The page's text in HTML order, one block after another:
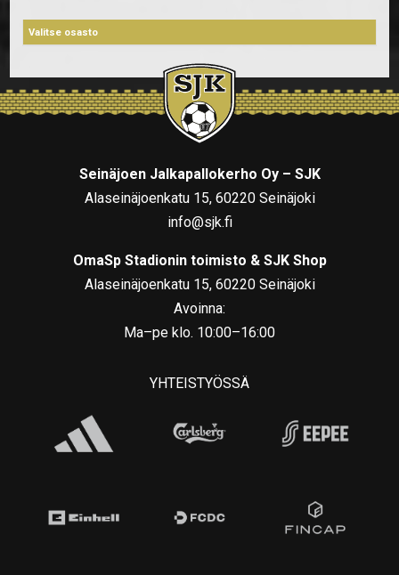
Seinäjoen Jalkapallokerho Oy – SJK
Alaseinäjoenkatu 15, 60220 Seinäjoki
info@sjk.fi
OmaSp Stadionin toimisto & SJK Shop
Alaseinäjoenkatu 15, 60220 Seinäjoki
Avoinna:
Ma–pe klo. 10:00–16:00
YHTEISTYÖSSÄ